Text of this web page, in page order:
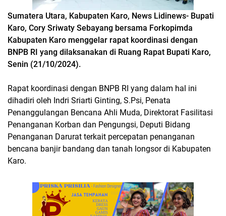
Sumatera Utara, Kabupaten Karo, News Lidinews- Bupati
Karo, Cory Sriwaty Sebayang bersama Forkopimda
Kabupaten Karo menggelar rapat koordinasi dengan
BNPB RI yang dilaksanakan di Ruang Rapat Bupati Karo,
Senin (21/10/2024).
Rapat koordinasi dengan BNPB RI yang dalam hal ini
dihadiri oleh Indri Sriarti Ginting, S.Psi, Penata
Penanggulangan Bencana Ahli Muda, Direktorat Fasilitasi
Penanganan Korban dan Pengungsi, Deputi Bidang
Penanganan Darurat terkait percepatan penanganan
bencana banjir bandang dan tanah longsor di Kabupaten
Karo.